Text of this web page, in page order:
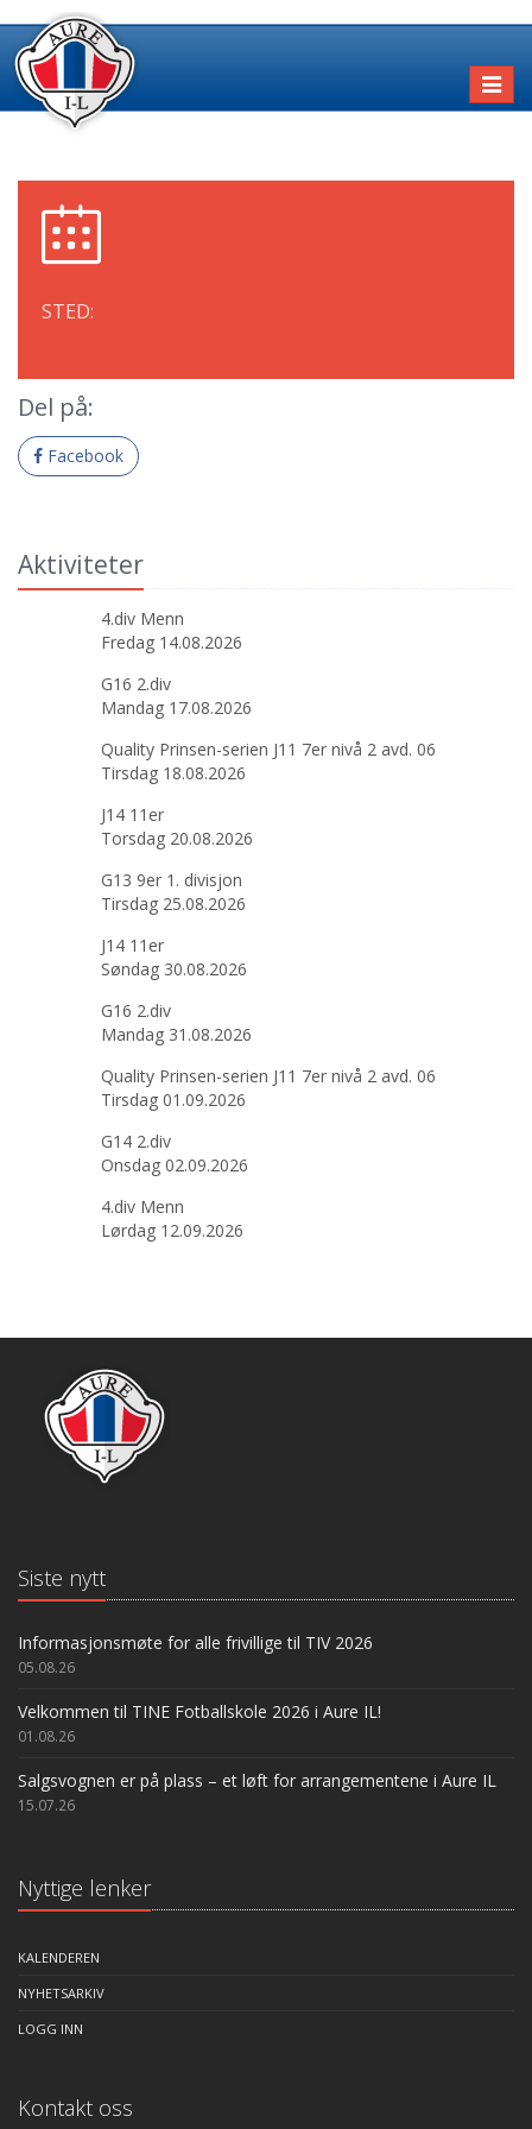
STED:
Del på:
Facebook
Aktiviteter
4.div Menn
Fredag 14.08.2026
G16 2.div
Mandag 17.08.2026
Quality Prinsen-serien J11 7er nivå 2 avd. 06
Tirsdag 18.08.2026
J14 11er
Torsdag 20.08.2026
G13 9er 1. divisjon
Tirsdag 25.08.2026
J14 11er
Søndag 30.08.2026
G16 2.div
Mandag 31.08.2026
Quality Prinsen-serien J11 7er nivå 2 avd. 06
Tirsdag 01.09.2026
G14 2.div
Onsdag 02.09.2026
4.div Menn
Lørdag 12.09.2026
Siste nytt
Informasjonsmøte for alle frivillige til TIV 2026
05.08.26
Velkommen til TINE Fotballskole 2026 i Aure IL!
01.08.26
Salgsvognen er på plass – et løft for arrangementene i Aure IL
15.07.26
Nyttige lenker
KALENDEREN
NYHETSARKIV
LOGG INN
Kontakt oss